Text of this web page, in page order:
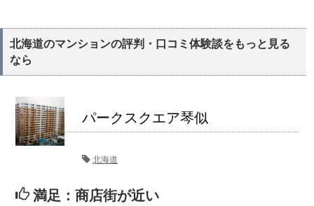
北海道のマンションの評判・口コミ体験談をもっと見る
なら
パークスクエア琴似
北海道
満足：商店街が近い